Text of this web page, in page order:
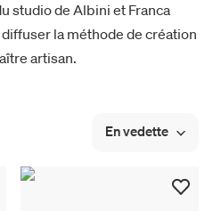
studio de Albini et Franca
la méthode de création
artisan.
En vedette